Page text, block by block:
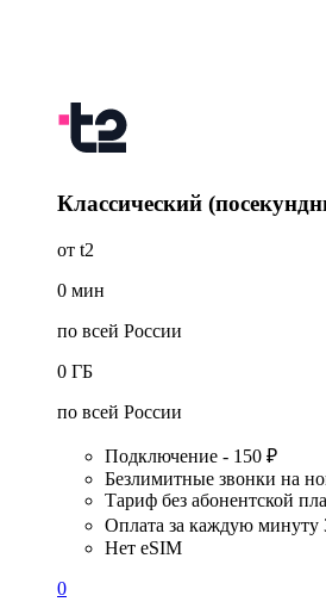
Классический
от t2
0 мин
по всей России
0 ГБ
по всей России
Подключение - 150 ₽
Безлимитные звонки на
Тариф без абонентской
Оплата за каждую минуту
Нет eSIM
0